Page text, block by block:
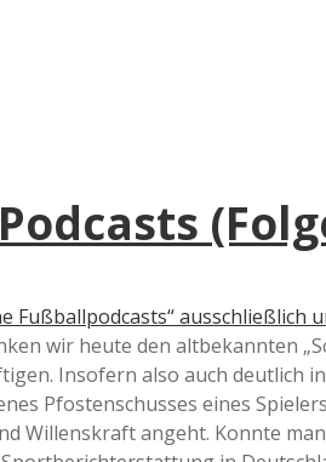
n
e
r
Fußballpodcasts“ ausschließlich
wir heute den altbekannten
Insofern also auch deutlich
Pfostenschusses eines
Willenskraft angeht. Konnte